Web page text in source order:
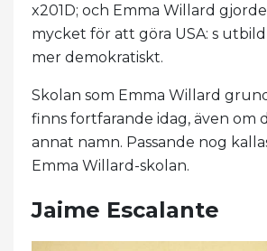
x201D; och Emma Willard
mycket för att göra USA: s
mer demokratiskt.
Skolan som Emma Willard
finns fortfarande idag, även om
annat namn. Passande nog
Emma Willard-skolan.
Jaime Escalante